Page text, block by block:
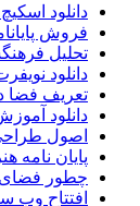
دانلود اسکیچ آپ
فروش
تحلیل
دانلود نویفرت
تعریف فضا
دانلود
اصول
پایان نامه
چطور فضای اتوکد ۲۰۱۶ را
افتتاح وب